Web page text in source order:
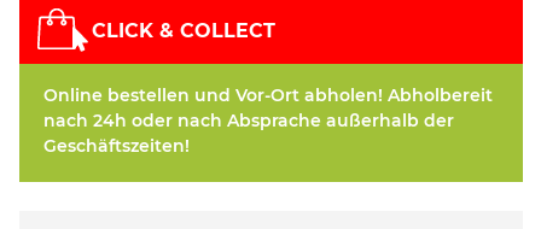
CLICK & COLLECT
Online bestellen und Vor-Ort abholen! Abholbereit
nach 24h oder nach Absprache außerhalb der
Geschäftszeiten!